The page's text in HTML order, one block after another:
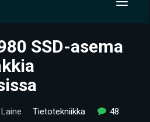
SSD-asema
Tietotekniikka 48